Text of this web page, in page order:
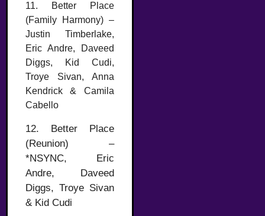
11. Better Place
(Family Harmony) –
Justin Timberlake,
Eric Andre, Daveed
Diggs, Kid Cudi,
Troye Sivan, Anna
Kendrick & Camila
Cabello
12. Better Place
(Reunion) –
*NSYNC, Eric
Andre, Daveed
Diggs, Troye Sivan
& Kid Cudi